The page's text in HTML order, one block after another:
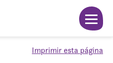
Imprimir esta página